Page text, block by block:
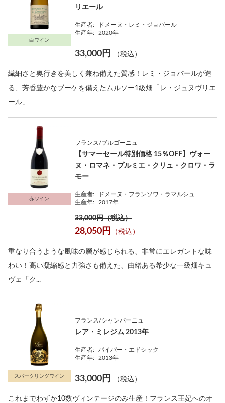
白ワイン
リエール
生産者:
ドメーヌ・レミ・ジョバール
生産年:
2020年
33,000円 （税込）
繊細さと奥行きを美しく兼ね備えた質感！レミ・ジョバールが造
る、芳香豊かなブーケを備えたムルソー1級畑「レ・ジュヌヴリエ
ール」
赤ワイン
フランス/ブルゴーニュ
【サマーセール特別価格 15％OFF】ヴォー
ヌ・ロマネ・プルミエ・クリュ・クロワ・ラ
モー
生産者:
ドメーヌ・フランソワ・ラマルシュ
生産年:
2017年
33,000円（税込）
28,050円 （税込）
重なり合うような風味の層が感じられる、非常にエレガントな味
わい！高い凝縮感と力強さも備えた、由緒ある希少な一級畑キュ
ヴェ「ク...
スパークリングワイン
フランス/シャンパーニュ
レア・ミレジム 2013年
生産者:
パイパー・エドシック
生産年:
2013年
33,000円 （税込）
これまでわずか10数ヴィンテージのみ生産！フランス王妃へのオ